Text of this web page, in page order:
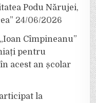
Podu Nărujei,
24/06/2026
Cîmpineanu”
pentru
acest an școlar
la